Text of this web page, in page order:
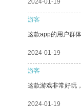
2024-01-19
游客
这款app的用户群
2024-01-19
游客
这款游戏非常好玩
2024-01-19